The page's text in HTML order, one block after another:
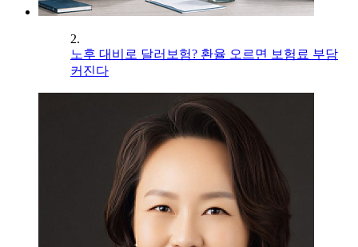
2.
노후 대비로 달러보험? 환율 오르면 보험료 부담
커진다